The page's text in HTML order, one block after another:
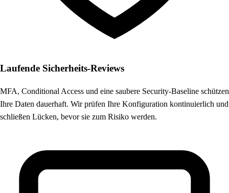
Laufende Sicherheits-Reviews
MFA, Conditional Access und eine saubere Security-Baseline schützen
Ihre Daten dauerhaft. Wir prüfen Ihre Konfiguration kontinuierlich und
schließen Lücken, bevor sie zum Risiko werden.